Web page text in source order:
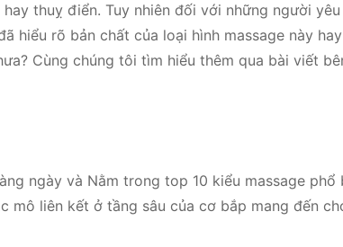
thuỵ điển. Tuy nhiên đối với những người
hiểu rõ bản chất của loại hình massage này
Cùng chúng tôi tìm hiểu thêm qua bài viết
ngày và Nằm trong top 10 kiểu massage phổ
mô liên kết ở tầng sâu của cơ bắp mang đến